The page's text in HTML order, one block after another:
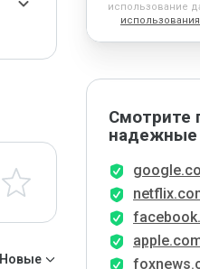
Новые
использование
использования
Смотрите
надежные